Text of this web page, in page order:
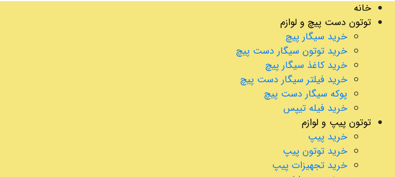
خانه
توتون دست پیچ و لوازم
خرید سیگار پیچ
خرید توتون سیگار دست پیچ
خرید کاغذ سیگار پیچ
خرید فیلتر سیگار دست پیچ
پوکه سیگار دست پیچ
خرید فیله تیپس
توتون پیپ و لوازم
خرید پیپ
خرید توتون پیپ
خرید تجهیزات پیپ